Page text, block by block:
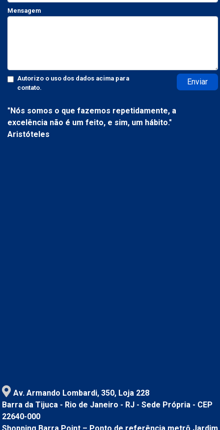
Mensagem
Autorizo o uso dos dados acima para
contato.
Enviar
"Nós somos o que fazemos repetidamente, a
excelência não é um feito, e sim, um hábito."
Aristóteles
Av. Armando Lombardi, 350, Loja 228
Barra da Tijuca - Rio de Janeiro - RJ - Sede Própria - CEP
22640-000